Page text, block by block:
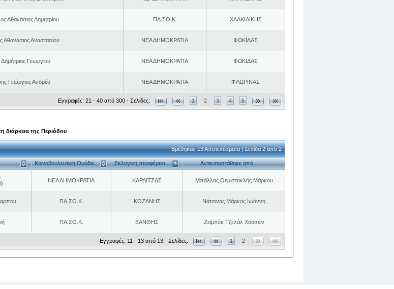
Αθανάσιος Δημητρίου ΠΑ.ΣΟ.Κ. ΧΑΛΚΙΔΙΚΗΣ
Αθανάσιος Αναστασίου ΝΕΑ ΔΗΜΟΚΡΑΤΙΑ ΦΩΚΙΔΑΣ
Γεωργίου ΝΕΑ ΔΗΜΟΚΡΑΤΙΑ ΦΩΚΙΔΑΣ
Γεώργιος Ανδρέα ΝΕΑ ΔΗΜΟΚΡΑΤΙΑ ΦΛΩΡΙΝΑΣ
Εγγραφές: 21 - 40 από 300 - Σελίδες: 1 2 3 4 5
διάρκεια της Περιόδου
Βρέθηκαν 13 Αποτελέσματα | Σελίδα 2 από 2
Κοινοβουλευτική Ομάδα Εκλογική περιφέρεια Αντικαταστάθηκε από
ΝΕΑ ΔΗΜΟΚΡΑΤΙΑ ΚΑΡΔΙΤΣΑΣ Μπάλλας Θεμιστοκλής Μάρκου
ΠΑ.ΣΟ.Κ. ΚΟΖΑΝΗΣ Νάτσινας Μάρκος Ιωάννη
ΠΑ.ΣΟ.Κ. ΞΑΝΘΗΣ Ζεϊμπέκ Τζελάλ Χουσείν
Εγγραφές: 11 - 13 από 13 - Σελίδες: 1 2